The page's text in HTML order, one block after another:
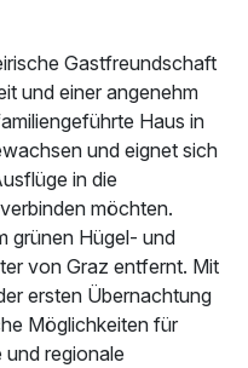
p.P. ab
Gastfreundschaft
und einer angenehm
Haus in
und eignet sich
in die
möchten.
grünen Hügel- und
von Graz entfernt. Mit
ersten Übernachtung
Möglichkeiten für
und regionale